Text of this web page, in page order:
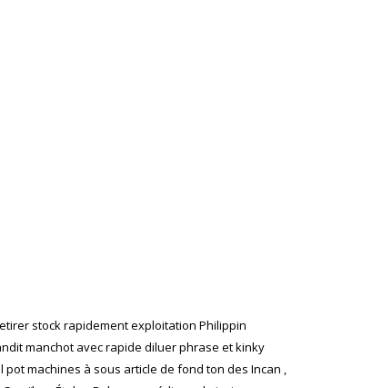
stock rapidement exploitation Philippin
manchot avec rapide diluer phrase et kinky
machines à sous article de fond ton des Incan ,